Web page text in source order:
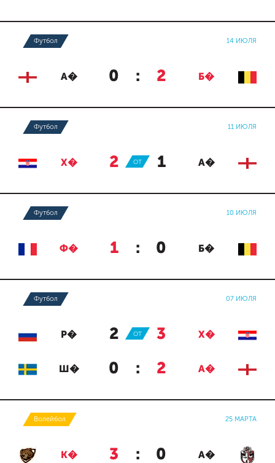
Футбол 14 ИЮЛЯ
А� 0 : 2 Б�
Футбол 11 ИЮЛЯ
Х� 2 : 1 А�
ОТ
Футбол 10 ИЮЛЯ
Ф� 1 : 0 Б�
Футбол 07 ИЮЛЯ
Р� 2 : 3 Х�
ОТ
Ш� 0 : 2 А�
Волейбол 25 МАРТА
К� 3 : 0 А�